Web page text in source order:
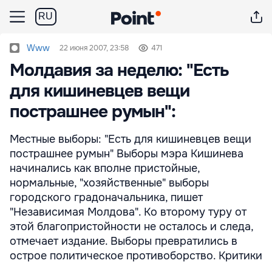
RU
Www 22 июня 2007, 23:58 471
Молдавия за неделю: "Есть
для кишиневцев вещи
пострашнее румын":
Местные выборы: "Есть для кишиневцев вещи
пострашнее румын" Выборы мэра Кишинева
начинались как вполне пристойные,
нормальные, "хозяйственные" выборы
городского градоначальника, пишет
"Независимая Молдова". Ко второму туру от
этой благопристойности не осталось и следа,
отмечает издание. Выборы превратились в
острое политическое противоборство. Критики